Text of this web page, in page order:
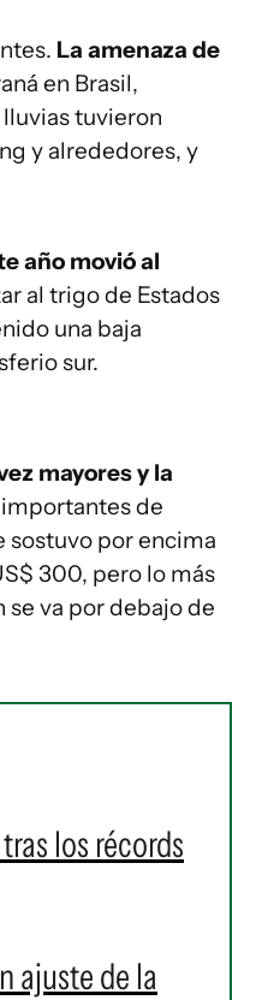
La amenaza de
en Brasil,
lluvias tuvieron
y alrededores, y
año movió al
al trigo de Estados
una baja
sur.
mayores y la
de
sostuvo por encima
300, pero lo más
va por debajo de
los récords
ajuste de la